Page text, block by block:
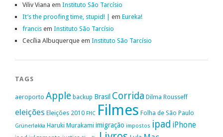
Viliv Viana em Instituto São Tarcísio
It’s the proofing time, stupid! | em Eureka!
francis em Instituto São Tarcísio
Cecília Albuquerque em Instituto São Tarcísio
TAGS
aeroporto Apple backup Brasil Corrida Dilma Rousseff
eleições Eleições 2010 FHC Filmes Folha de São Paulo
Grünerløkka Haruki Murakami imigração impostos ipad iPhone